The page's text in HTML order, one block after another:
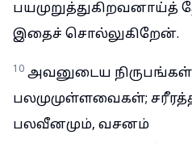
பயமுறுத்துகிறவனாய்த்
இதைச் சொல்லுகிறேன்.
10 அவனுடைய
பலமுமுள்ளவைகள்;
பலவீனமும், வசனம்